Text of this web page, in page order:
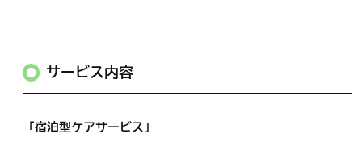
サービス内容
「宿泊型ケアサービス」